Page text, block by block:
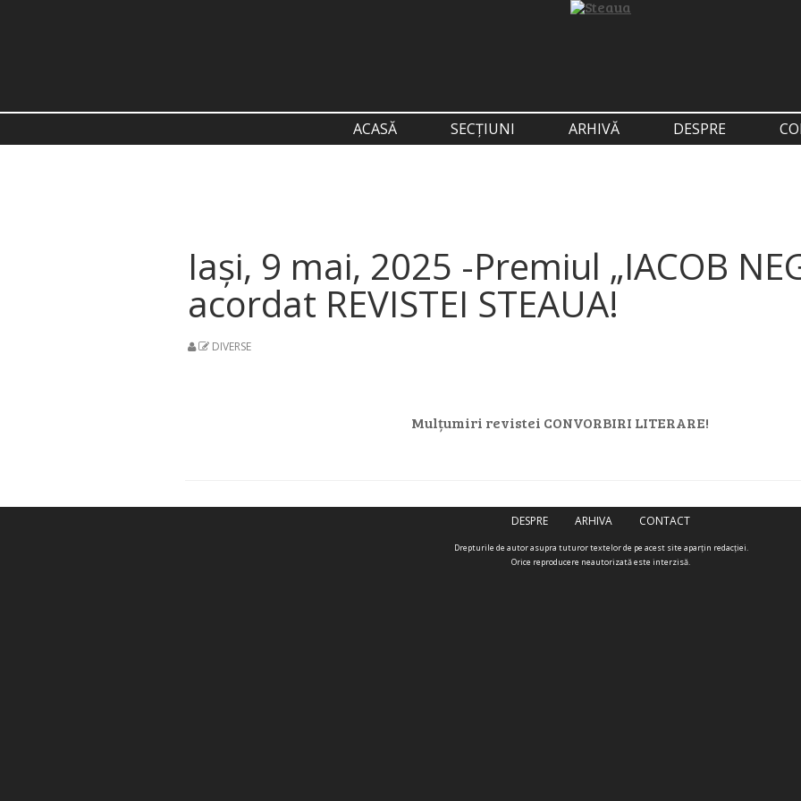
ACASĂ SECȚIUNI ARHIVĂ DESPRE
Iași, 9 mai, 2025 -Premiul „IACOB
acordat REVISTEI STEAUA!
DIVERSE
Mulțumiri revistei CONVORBIRI LITERARE!
DESPRE ARHIVA CONTACT
Drepturile de autor asupra tuturor textelor de pe acest site aparţin redacţiei.
Orice reproducere neautorizată este interzisă.